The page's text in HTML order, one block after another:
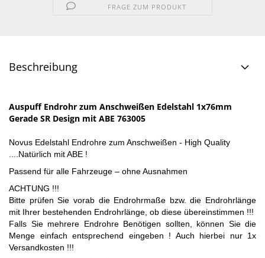
FRAGE ZUM PRODUKT
Beschreibung
Auspuff Endrohr zum Anschweißen Edelstahl 1x76mm
Gerade SR Design mit ABE 763005
Novus Edelstahl Endrohre zum Anschweißen - High Quality
....Natürlich mit ABE !
Passend für alle Fahrzeuge – ohne Ausnahmen
ACHTUNG !!!
Bitte prüfen Sie vorab die Endrohrmaße bzw. die Endrohrlänge
mit Ihrer bestehenden Endrohrlänge, ob diese übereinstimmen !!!
Falls Sie mehrere Endrohre Benötigen sollten, können Sie die
Menge einfach entsprechend eingeben ! Auch hierbei nur 1x
Versandkosten !!!